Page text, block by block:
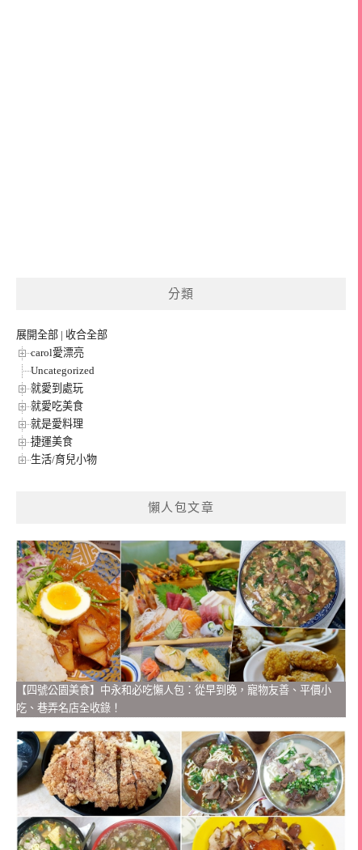
分類
展開全部 | 收合全部
carol愛漂亮
Uncategorized
就愛到處玩
就愛吃美食
就是愛料理
捷運美食
生活/育兒小物
懶人包文章
【四號公園美食】中永和必吃懶人包：從早到晚，寵物友善、平價小
吃、巷弄名店全收錄！